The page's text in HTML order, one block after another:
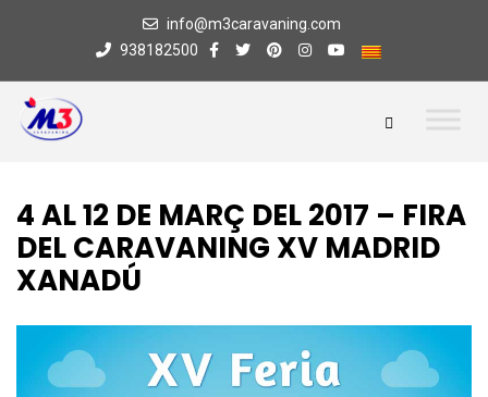
info@m3caravaning.com
938182500
4 AL 12 DE MARÇ DEL 2017 – FIRA
DEL CARAVANING XV MADRID
XANADÚ